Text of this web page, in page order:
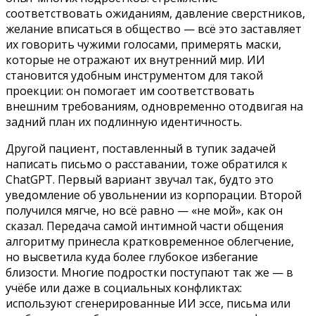
соответствовать ожиданиям, давление сверстников,
желание вписаться в общество — всё это заставляет
их говорить чужими голосами, примерять маски,
которые не отражают их внутренний мир. ИИ
становится удобным инструментом для такой
проекции: он помогает им соответствовать
внешним требованиям, одновременно отодвигая на
задний план их подлинную идентичность.
Другой пациент, поставленный в тупик задачей
написать письмо о расставании, тоже обратился к
ChatGPT. Первый вариант звучал так, будто это
уведомление об увольнении из корпорации. Второй
получился мягче, но всё равно — «не мой», как он
сказал. Передача самой интимной части общения
алгоритму принесла кратковременное облегчение,
но высветила куда более глубокое избегание
близости. Многие подростки поступают так же — в
учёбе или даже в социальных конфликтах:
используют сгенерированные ИИ эссе, письма или